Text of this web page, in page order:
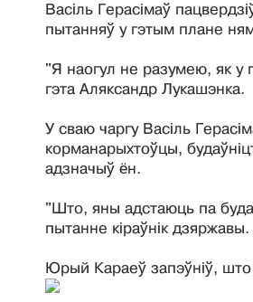
Васіль Герасімаў
пытанняў у гэтым плане
"Я наогул не разумею, як у
гэта Аляксандр Лукашэнка.
У сваю чаргу Васіль
корманарыхтоўцы,
адзначыў ён.
"Што, яны адстаюць па
пытанне кіраўнік дзяржавы.
Юрый Караеў запэўніў, што